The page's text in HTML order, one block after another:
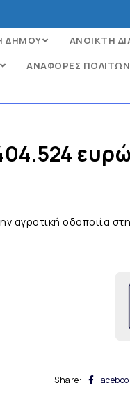
ΔΗΜΟΥ ΑΝΟΙΚΤΗ
ΑΝΑΦΟΡΈΣ ΠΟΛΙΤΏΝ
αγροτική οδοποιία
Share: